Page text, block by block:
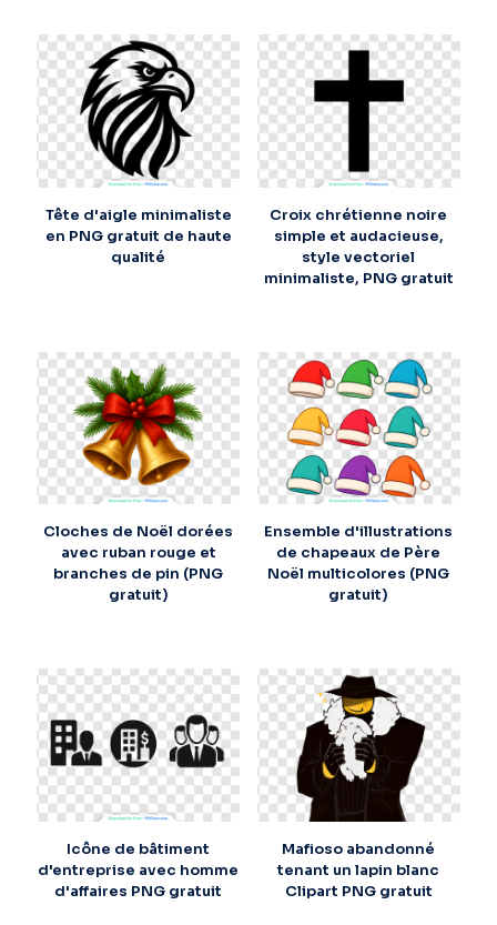
Tête d'aigle minimaliste
en PNG gratuit de haute
qualité
Croix chrétienne noire
simple et audacieuse,
style vectoriel
minimaliste, PNG gratuit
Cloches de Noël dorées
avec ruban rouge et
branches de pin (PNG
gratuit)
Ensemble d'illustrations
de chapeaux de Père
Noël multicolores (PNG
gratuit)
Icône de bâtiment
d'entreprise avec homme
d'affaires PNG gratuit
Mafioso abandonné
tenant un lapin blanc
Clipart PNG gratuit